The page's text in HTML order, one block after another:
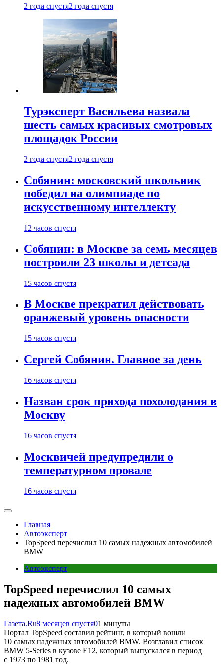
2 года спустя2 года спустя
Турэксперт Васильева назвала
шесть самых красивых смотровых
площадок России
2 года спустя2 года спустя
Собянин: московский школьник
победил на олимпиаде по
искусственному интеллекту
12 часов спустя
Собянин: в Москве за семь месяцев
построили 23 школы и детсада
15 часов спустя
В Москве прекратил действовать
оранжевый уровень опасности
15 часов спустя
Сергей Собянин. Главное за день
16 часов спустя
Назван срок прихода похолодания в
Москву
16 часов спустя
Москвичей предупредили о
температурном провале
16 часов спустя
Главная
Автоэксперт
TopSpeed перечислил 10 самых надежных автомобилей
BMW
Автоэксперт
TopSpeed перечислил 10 самых
надежных автомобилей BMW
Газета.Ru8 месяцев спустя01 минуты
Портал TopSpeed составил рейтинг, в который вошли
10 самых надежных автомобилей BMW. Возглавил список
BMW 5-Series в кузове E12, который выпускался в период
с 1973 по 1981 год.